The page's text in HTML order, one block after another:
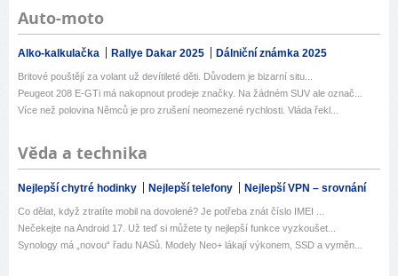
Auto-moto
Alko-kalkulačka Rallye Dakar 2025 Dálniční známka 2025
Britové pouštějí za volant už devítileté děti. Důvodem je bizarní situ...
Peugeot 208 E-GTi má nakopnout prodeje značky. Na žádném SUV ale označ...
Více než polovina Němců je pro zrušení neomezené rychlosti. Vláda řekl...
Věda a technika
Nejlepší chytré hodinky Nejlepší telefony Nejlepší VPN – srovnání
Co dělat, když ztratíte mobil na dovolené? Je potřeba znát číslo IMEI ...
Nečekejte na Android 17. Už teď si můžete ty nejlepší funkce vyzkoušet...
Synology má „novou“ řadu NASů. Modely Neo+ lákají výkonem, SSD a vyměn...